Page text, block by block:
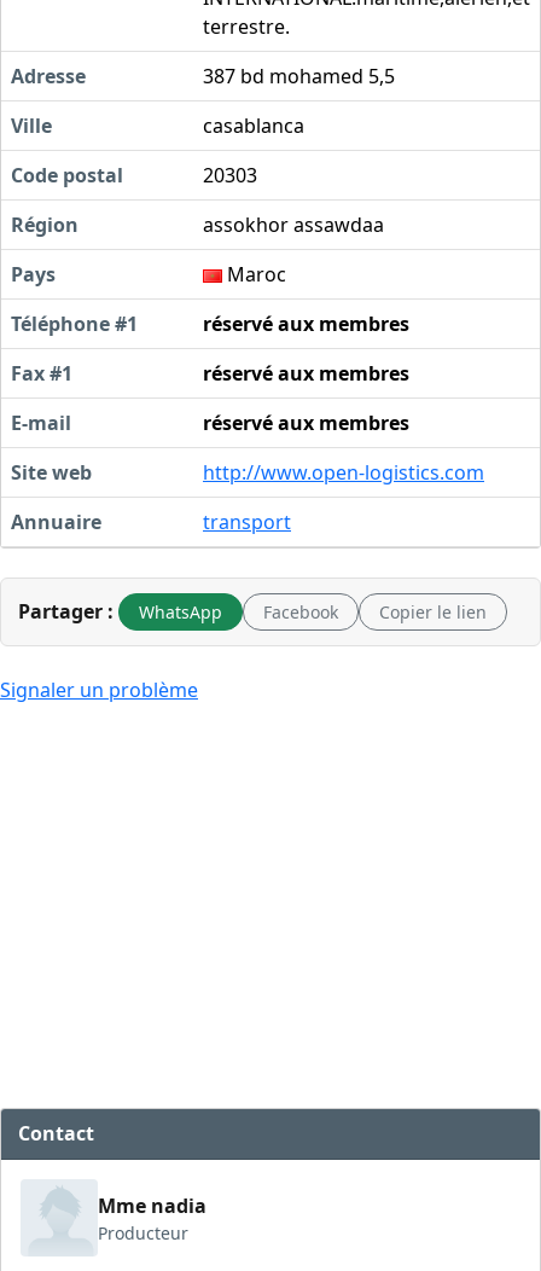
terrestre.
Adresse
387 bd mohamed 5,5
Ville
casablanca
Code postal
20303
Région
assokhor assawdaa
Pays
Maroc
Téléphone #1
réservé aux membres
Fax #1
réservé aux membres
E-mail
réservé aux membres
Site web
http://www.open-logistics.com
Annuaire
transport
Partager : WhatsApp Facebook Copier le lien
Signaler un problème
Contact
Mme nadia
Producteur